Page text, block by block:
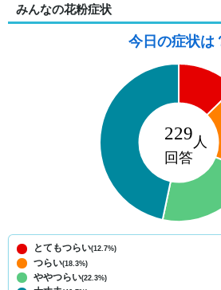
みんなの花粉症状
今日の症状は
とてもつらい(12.7%)
つらい(18.3%)
ややつらい(22.3%)